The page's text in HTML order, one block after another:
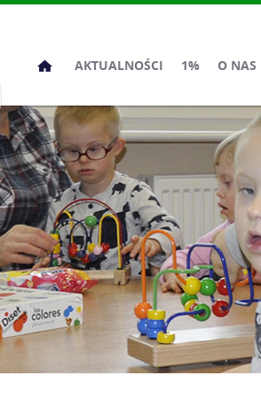
Przeskocz
treści
AKTUALNOŚCI 1% O NAS